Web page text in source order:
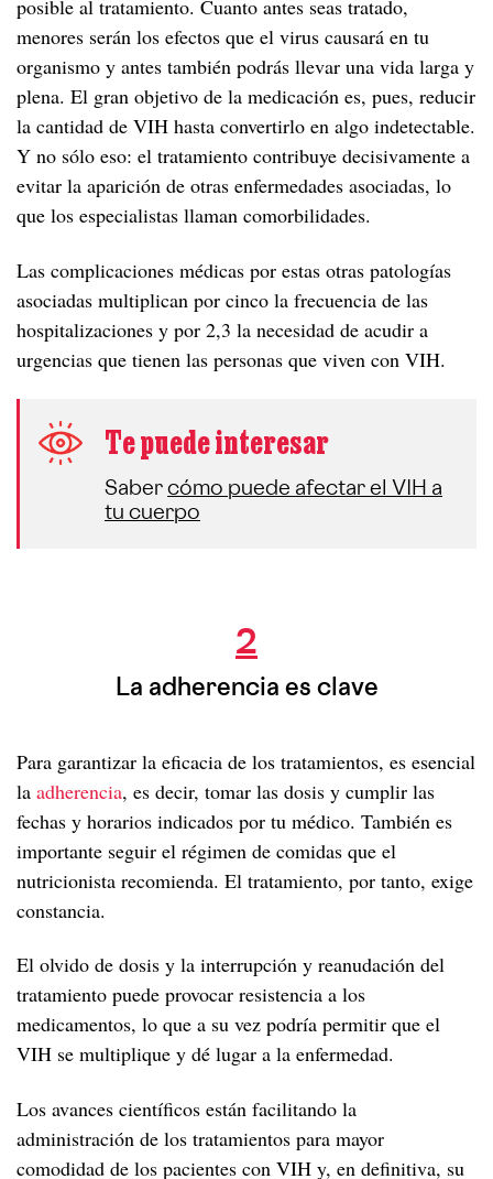
posible al tratamiento. Cuanto antes seas tratado,
menores serán los efectos que el virus causará en tu
organismo y antes también podrás llevar una vida larga y
plena. El gran objetivo de la medicación es, pues, reducir
la cantidad de VIH hasta convertirlo en algo indetectable.
Y no sólo eso: el tratamiento contribuye decisivamente a
evitar la aparición de otras enfermedades asociadas, lo
que los especialistas llaman comorbilidades.
Las complicaciones médicas por estas otras patologías
asociadas multiplican por cinco la frecuencia de las
hospitalizaciones y por 2,3 la necesidad de acudir a
urgencias que tienen las personas que viven con VIH.
Te puede interesar
Saber cómo puede afectar el VIH a
tu cuerpo
2
La adherencia es clave
Para garantizar la eficacia de los tratamientos, es esencial
la adherencia, es decir, tomar las dosis y cumplir las
fechas y horarios indicados por tu médico. También es
importante seguir el régimen de comidas que el
nutricionista recomienda. El tratamiento, por tanto, exige
constancia.
El olvido de dosis y la interrupción y reanudación del
tratamiento puede provocar resistencia a los
medicamentos, lo que a su vez podría permitir que el
VIH se multiplique y dé lugar a la enfermedad.
Los avances científicos están facilitando la
administración de los tratamientos para mayor
comodidad de los pacientes con VIH y, en definitiva, su